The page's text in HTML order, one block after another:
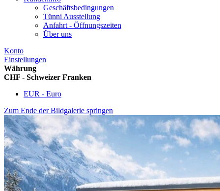
Geschäftsbedingungen
Tünni Ausstellung
Anfahrt - Öffnungszeiten
Über uns
Konto
Einstellungen
Währung
CHF - Schweizer Franken
EUR - Euro
Zum Ende der Bildgalerie springen